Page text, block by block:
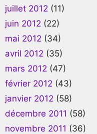
juillet 2012 (11)
juin 2012 (22)
mai 2012 (34)
avril 2012 (35)
mars 2012 (47)
février 2012 (43)
janvier 2012 (58)
décembre 2011 (58)
novembre 2011 (36)